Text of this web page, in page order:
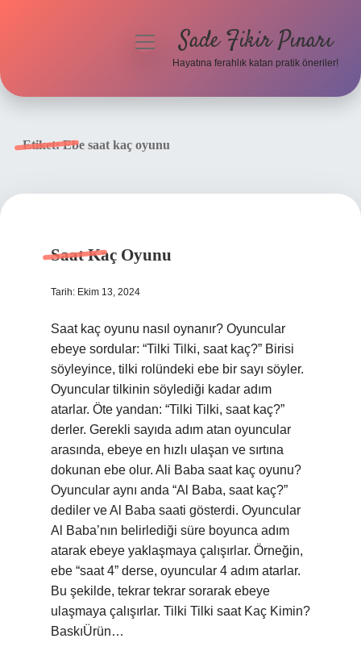
menüyüSade Fikir Pınarı
Hayatına ferahlık katan pratik öneriler!
Etiket:Ebe saat kaç oyunu
Saat Kaç Oyunu
Tarih: Ekim 13, 2024
Saat kaç oyunu nasıl oynanır? Oyuncular
ebeye sordular: “Tilki Tilki, saat kaç?” Birisi
söyleyince, tilki rolündeki ebe bir sayı söyler.
Oyuncular tilkinin söylediği kadar adım
atarlar. Öte yandan: “Tilki Tilki, saat kaç?”
derler. Gerekli sayıda adım atan oyuncular
arasında, ebeye en hızlı ulaşan ve sırtına
dokunan ebe olur. Ali Baba saat kaç oyunu?
Oyuncular aynı anda “Al Baba, saat kaç?”
dediler ve Al Baba saati gösterdi. Oyuncular
Al Baba’nın belirlediği süre boyunca adım
atarak ebeye yaklaşmaya çalışırlar. Örneğin,
ebe “saat 4” derse, oyuncular 4 adım atarlar.
Bu şekilde, tekrar tekrar sorarak ebeye
ulaşmaya çalışırlar. Tilki Tilki saat Kaç Kimin?
BaskıÜrün…